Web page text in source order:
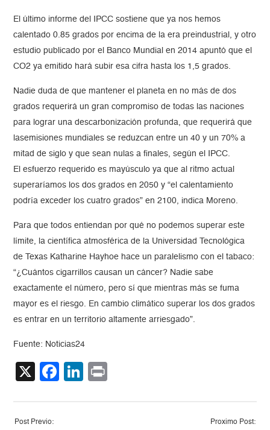
El último informe del IPCC sostiene que ya nos hemos
calentado 0.85 grados por encima de la era preindustrial, y otro
estudio publicado por el Banco Mundial en 2014 apuntó que el
CO2 ya emitido hará subir esa cifra hasta los 1,5 grados.
Nadie duda de que mantener el planeta en no más de dos
grados requerirá un gran compromiso de todas las naciones
para lograr una descarbonización profunda, que requerirá que
lasemisiones mundiales se reduzcan entre un 40 y un 70% a
mitad de siglo y que sean nulas a finales, según el IPCC.
El esfuerzo requerido es mayúsculo ya que al ritmo actual
superaríamos los dos grados en 2050 y “el calentamiento
podría exceder los cuatro grados” en 2100, indica Moreno.
Para que todos entiendan por qué no podemos superar este
límite, la científica atmosférica de la Universidad Tecnológica
de Texas Katharine Hayhoe hace un paralelismo con el tabaco:
“¿Cuántos cigarrillos causan un cáncer? Nadie sabe
exactamente el número, pero sí que mientras más se fuma
mayor es el riesgo. En cambio climático superar los dos grados
es entrar en un territorio altamente arriesgado”.
Fuente: Noticias24
X Facebook
LinkedIn
Post Previo: Proximo Post: